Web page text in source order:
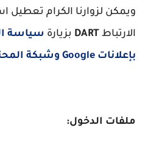
ويمكن لزوارنا الكرام
الارتباط DART بزيارة سياسة
بإعلانات Google وشبكة المحتوى
ملفات الدخول: